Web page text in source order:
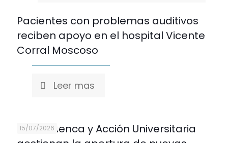
Pacientes con problemas auditivos
reciben apoyo en el hospital Vicente
Corral Moscoso
Leer mas
15/07/2026
U. de Cuenca y Acción Universitaria